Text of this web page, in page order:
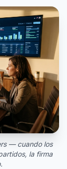
— cuando los
la firma